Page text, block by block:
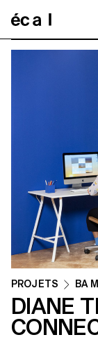
PROJETS BA
DIANE